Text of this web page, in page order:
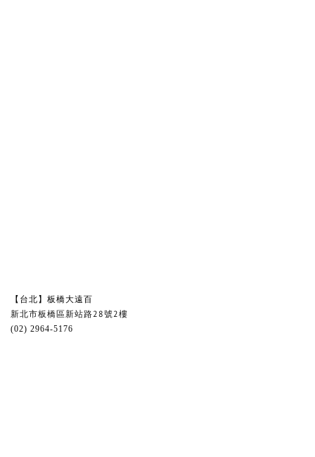
【台北】板橋大遠百
新北市板橋區新站路28號2樓
(02) 2964-5176